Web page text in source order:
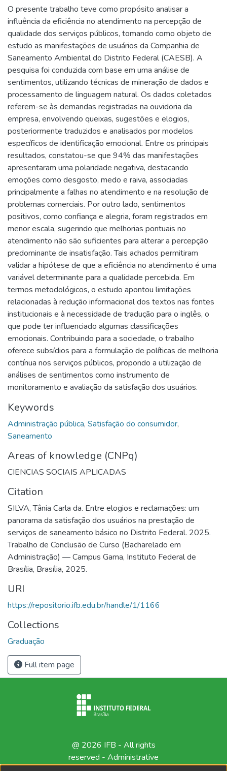
O presente trabalho teve como propósito analisar a
influência da eficiência no atendimento na percepção de
qualidade dos serviços públicos, tomando como objeto de
estudo as manifestações de usuários da Companhia de
Saneamento Ambiental do Distrito Federal (CAESB). A
pesquisa foi conduzida com base em uma análise de
sentimentos, utilizando técnicas de mineração de dados e
processamento de linguagem natural. Os dados coletados
referem-se às demandas registradas na ouvidoria da
empresa, envolvendo queixas, sugestões e elogios,
posteriormente traduzidos e analisados por modelos
específicos de identificação emocional. Entre os principais
resultados, constatou-se que 94% das manifestações
apresentaram uma polaridade negativa, destacando
emoções como desgosto, medo e raiva, associadas
principalmente a falhas no atendimento e na resolução de
problemas comerciais. Por outro lado, sentimentos
positivos, como confiança e alegria, foram registrados em
menor escala, sugerindo que melhorias pontuais no
atendimento não são suficientes para alterar a percepção
predominante de insatisfação. Tais achados permitiram
validar a hipótese de que a eficiência no atendimento é uma
variável determinante para a qualidade percebida. Em
termos metodológicos, o estudo apontou limitações
relacionadas à redução informacional dos textos nas fontes
institucionais e à necessidade de tradução para o inglês, o
que pode ter influenciado algumas classificações
emocionais. Contribuindo para a sociedade, o trabalho
oferece subsídios para a formulação de políticas de melhoria
contínua nos serviços públicos, propondo a utilização de
análises de sentimentos como instrumento de
monitoramento e avaliação da satisfação dos usuários.
Keywords
Administração pública, Satisfação do consumidor,
Saneamento
Areas of knowledge (CNPq)
CIENCIAS SOCIAIS APLICADAS
Citation
SILVA, Tânia Carla da. Entre elogios e reclamações: um
panorama da satisfação dos usuários na prestação de
serviços de saneamento básico no Distrito Federal. 2025.
Trabalho de Conclusão de Curso (Bacharelado em
Administração) — Campus Gama, Instituto Federal de
Brasília, Brasília, 2025.
URI
https://repositorio.ifb.edu.br/handle/1/1166
Collections
Graduação
Full item page
@ 2026 IFB - All rights
reserved - Administrative